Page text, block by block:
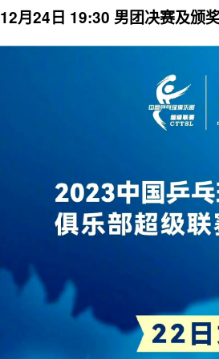
12月24日 19:30 男团决赛及颁